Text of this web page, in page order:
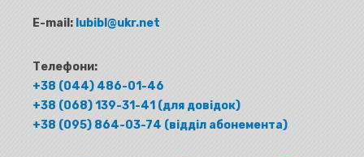
E-mail: lubibl@ukr.net
Телефони:
+38 (044) 486-01-46
+38 (068) 139-31-41 (для довідок)
+38 (095) 864-03-74 (відділ абонемента)